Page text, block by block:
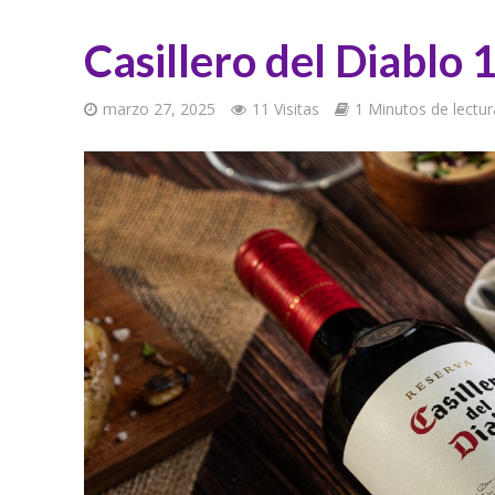
Casillero del Diablo
marzo 27, 2025 11 Visitas 1 Minutos de